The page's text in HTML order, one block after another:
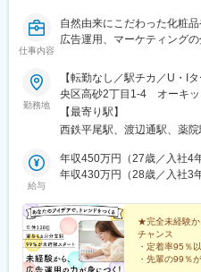
仕事内容
自然由来にこだわった化粧
広告運用、マーケティングの
勤務地
【転勤なし／駅チカ／U・I
央区高砂2丁目1-4 オーキッ
西鉄「薬院駅」「平尾駅」
徒歩10分※受動喫煙対策：社
【最寄り駅】
西鉄平尾駅、渡辺通駅、薬院
給与
年収450万円（27歳／入社4
年収430万円（28歳／入社3
★完全未経験か
チャンス
・定着率95％
・先輩の99％